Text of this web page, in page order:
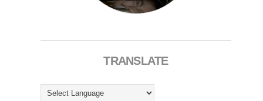
TRANSLATE